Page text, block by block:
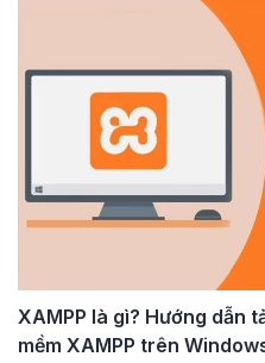
XAMPP là gì? Hướng dẫn
mềm XAMPP trên